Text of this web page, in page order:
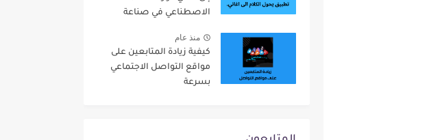
الاصطناعي في صناعة
منذ عام
كيفية زيادة المتابعين على
مواقع التواصل الاجتماعي
بسرعة